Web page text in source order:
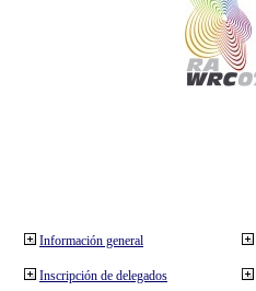
Información general
Inscripción de delegados